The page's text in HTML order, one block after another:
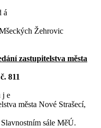
á
Žehrovic
zastupitelstva města
811
j e
města Nové Strašecí,
sále MěÚ.